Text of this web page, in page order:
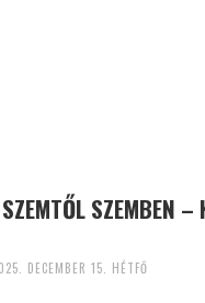
SZEMBEN –
DECEMBER 15. HÉTFŐ